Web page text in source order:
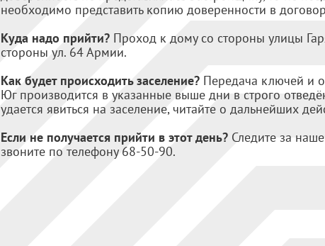
необходимо представить копию доверенности в
Куда надо прийти? Проход к дому со стороны улицы
стороны ул. 64 Армии.
Как будет происходить заселение? Передача ключей и
Юг производится в указанные выше дни в строго
удается явиться на заселение, читайте о дальнейших
Если не получается прийти в этот день? Следите за
звоните по телефону 68-50-90.